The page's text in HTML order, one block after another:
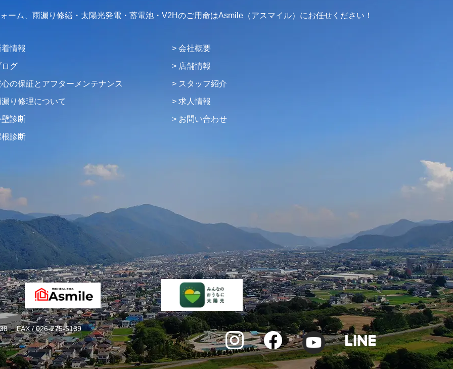
ーム、雨漏り修繕・太陽光発電・蓄電池・V2Hのご用命はAsmile（アスマイル）にお任せください！
情報
ログ
心の保証とアフターメンテナンス
り修理について
壁診断
根診断
会社概要
店舗情報
スタッフ紹介
求人情報
お問い合わせ
FAX / 026-275-5139